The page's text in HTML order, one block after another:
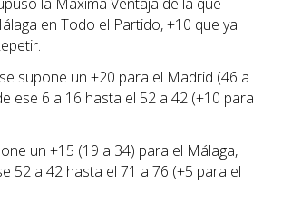
en Todo el Partido, +10 que ya
supone un +20 para el Madrid (46 a
ese 6 a 16 hasta el 52 a 42 (+10 para
un +15 (19 a 34) para el Málaga,
52 a 42 hasta el 71 a 76 (+5 para el